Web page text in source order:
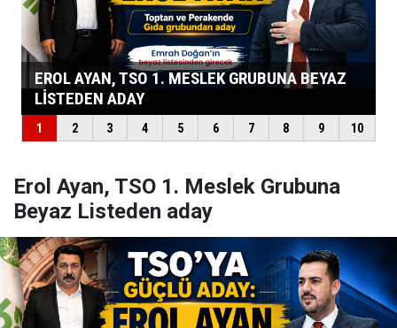
Erol Ayan, TSO 1. Meslek Grubuna
Beyaz Listeden aday